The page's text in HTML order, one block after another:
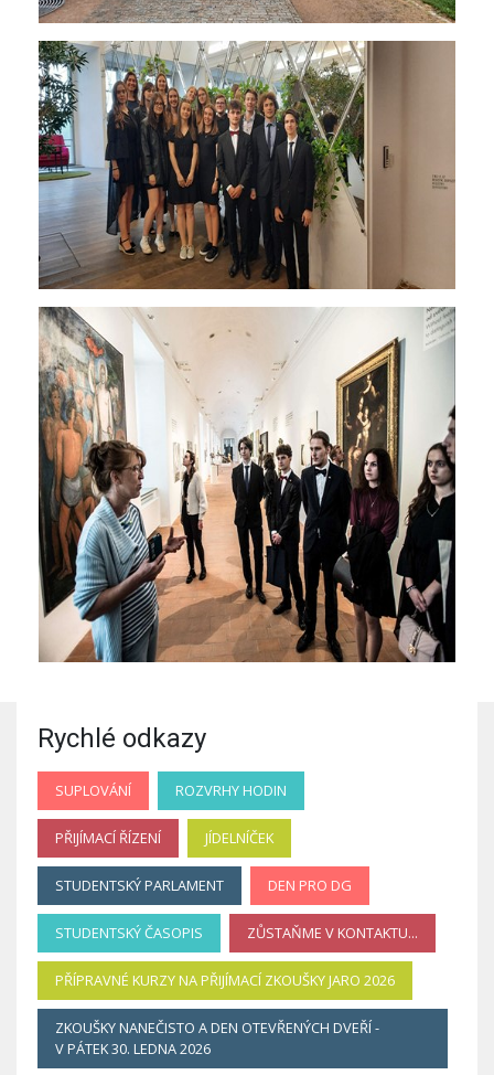
Rychlé odkazy
SUPLOVÁNÍ ROZVRHY HODIN
PŘIJÍMACÍ ŘÍZENÍ JÍDELNÍČEK
STUDENTSKÝ PARLAMENT DEN PRO DG
STUDENTSKÝ ČASOPIS ZŮSTAŇME V KONTAKTU...
PŘÍPRAVNÉ KURZY NA PŘIJÍMACÍ ZKOUŠKY JARO 2026
ZKOUŠKY NANEČISTO A DEN OTEVŘENÝCH DVEŘÍ -
V PÁTEK 30. LEDNA 2026